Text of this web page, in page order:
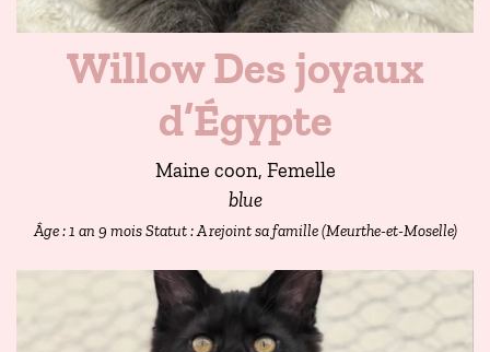
Willow Des joyaux
d’Égypte
Maine coon, Femelle
blue
Âge : 1 an 9 moisStatut : A rejoint sa famille (Meurthe-et-Moselle)